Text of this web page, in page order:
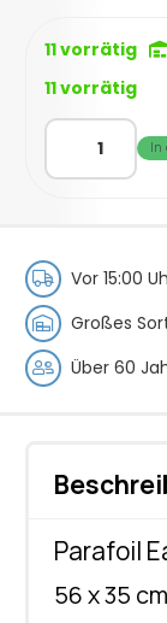
11 vorrätig
11 vorrätig
Parafoil
Rainbow
In
Vor 15:00
Großes
Über 60
Parafoil
56 x 35